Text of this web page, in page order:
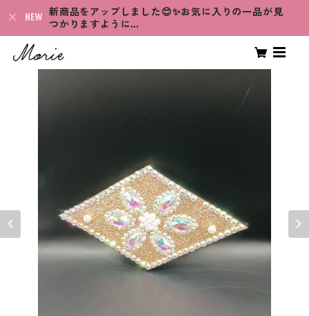
新商品をアップしました😊✨お気に入りの一品が見
つかりますように…